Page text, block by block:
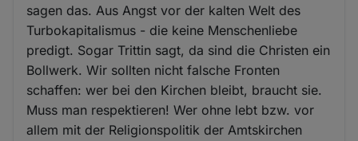
sagen das. Aus Angst vor der kalten Welt des
Turbokapitalismus - die keine Menschenliebe
predigt. Sogar Trittin sagt, da sind die Christen ein
Bollwerk. Wir sollten nicht falsche Fronten
schaffen: wer bei den Kirchen bleibt, braucht sie.
Muss man respektieren! Wer ohne lebt bzw. vor
allem mit der Religionspolitik der Amtskirchen